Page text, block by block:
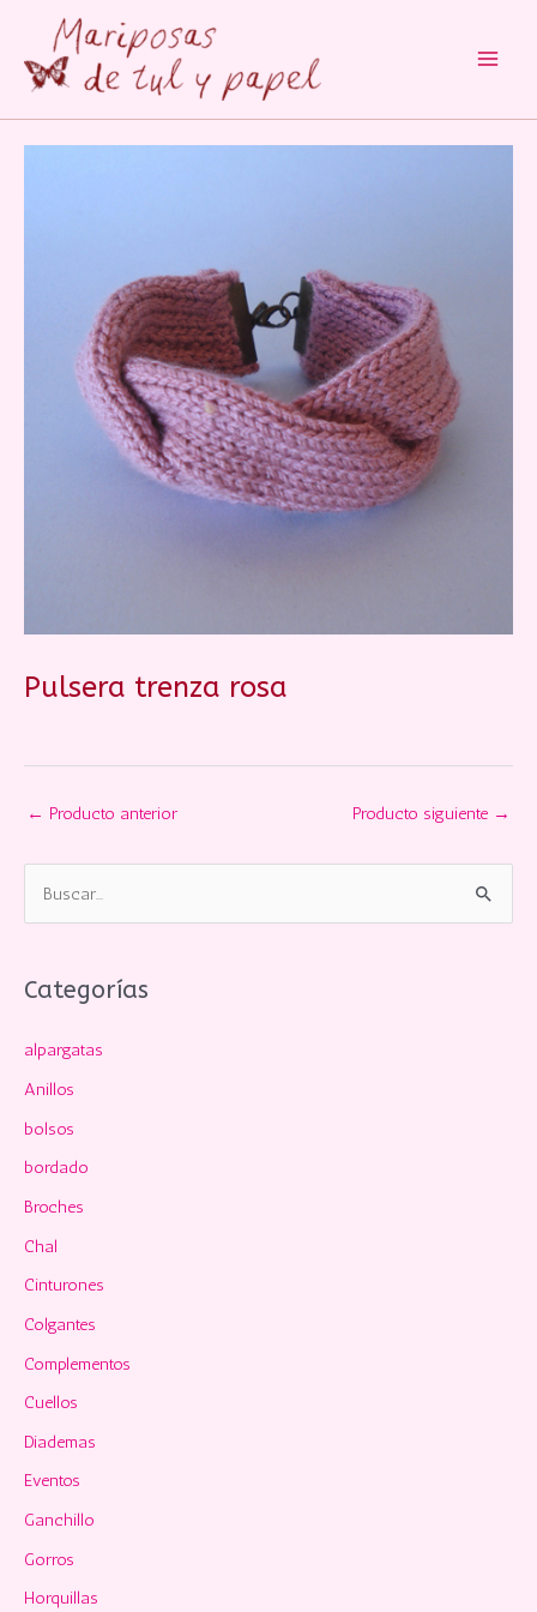
Menu
Pulsera trenza rosa
← Producto anterior Producto siguiente →
c
r
p
o
r
Categorías
alpargatas
Anillos
bolsos
bordado
Broches
Chal
Cinturones
Colgantes
Complementos
Cuellos
Diademas
Eventos
Ganchillo
Gorros
Horquillas